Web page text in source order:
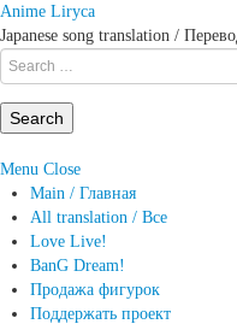
Anime Liryca
Japanese song translation /
Search
on:
Menu Close
Main / Главная
All translation / Все
Love Live!
BanG Dream!
Продажа фигурок
Поддержать проект